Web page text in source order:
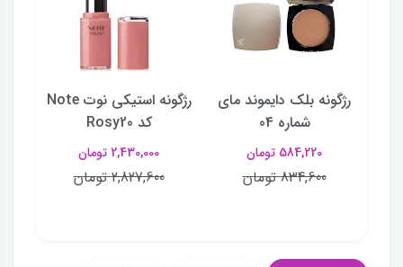
رژگونه بلک دایموند مای
شماره 04
584,220 تومان
834,600 تومان
رژگونه استیکی نوت Note
کد Rosy20
2,430,000 تومان
2,827,600 تومان